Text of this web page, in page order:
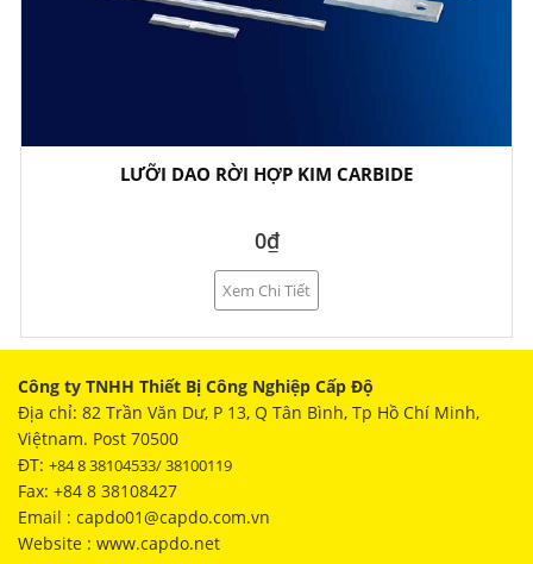
LƯỠI DAO RỜI HỢP KIM CARBIDE
0₫
Xem Chi Tiết
Công ty TNHH Thiết Bị Công Nghiệp Cấp Độ
Địa chỉ: 82 Trần Văn Dư, P 13, Q Tân Bình, Tp Hồ Chí Minh,
Việtnam. Post 70500
ĐT: +84 8 38104533/ 38100119
Fax: +84 8 38108427
Email : capdo01@capdo.com.vn
Website : www.capdo.net